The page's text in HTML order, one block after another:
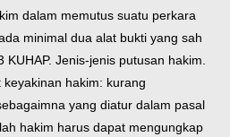
dalam memutus suatu perkara
minimal dua alat bukti yang sah
Jenis-jenis putusan hakim.
hakim: kurang
yang diatur dalam pasal
hakim harus dapat mengungkap